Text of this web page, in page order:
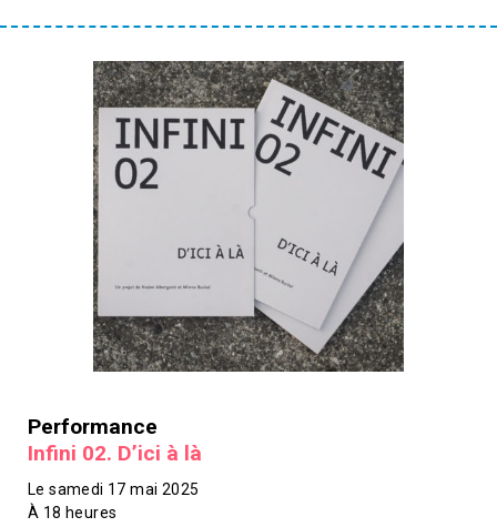
Performance
Infini 02. D’ici à là
Le samedi 17 mai 2025
À 18 heures